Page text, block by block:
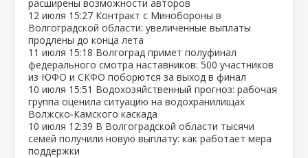
расширены возможности авторов
12 июля 15:27 Контракт с Минобороны в
Волгоградской области: увеличенные выплаты
продлены до конца лета
11 июля 15:18 Волгоград примет полуфинал
федерального смотра наставников: 500 участников
из ЮФО и СКФО поборются за выход в финал
10 июля 15:51 Водохозяйственный прогноз: рабочая
группа оценила ситуацию на водохранилищах
Волжско‑Камского каскада
10 июля 12:39 В Волгоградской области тысячи
семей получили новую выплату: как работает мера
поддержки